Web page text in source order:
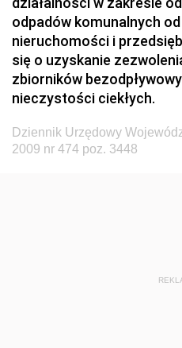
i Gospodarki
Dziennik Urzędowy
Dziennik Urzędowy
i Gospodarki Morskiej
Dziennik Urzędowy
Dziennik Urzędowy
Dziennik Urzędowy
odpadów komunalnych
nieruchomości i
się o uzyskanie
zbiorników
nieczystości ciekłych.
Dziennik Urzędowy
2009 nr 474 poz. 3448